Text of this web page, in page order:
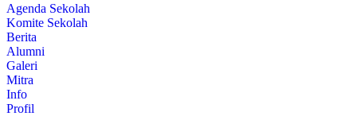
Agenda Sekolah
Komite Sekolah
Berita
Alumni
Galeri
Mitra
Info
Profil